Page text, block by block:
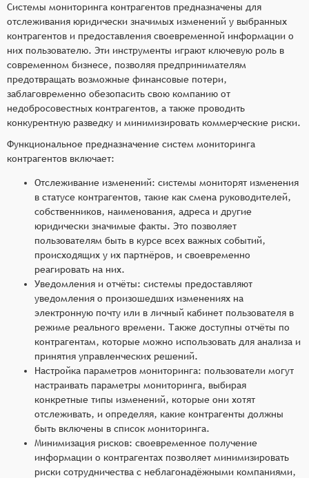
Системы мониторинга контрагентов предназначены для
отслеживания юридически значимых изменений у выбранных
контрагентов и предоставления своевременной информации о
них пользователю. Эти инструменты играют ключевую роль в
современном бизнесе, позволяя предпринимателям
предотвращать возможные финансовые потери,
заблаговременно обезопасить свою компанию от
недобросовестных контрагентов, а также проводить
конкурентную разведку и минимизировать коммерческие риски.
Функциональное предназначение систем мониторинга
контрагентов включает:
Отслеживание изменений: системы мониторят изменения
в статусе контрагентов, такие как смена руководителей,
собственников, наименования, адреса и другие
юридически значимые факты. Это позволяет
пользователям быть в курсе всех важных событий,
происходящих у их партнёров, и своевременно
реагировать на них.
Уведомления и отчёты: системы предоставляют
уведомления о произошедших изменениях на
электронную почту или в личный кабинет пользователя в
режиме реального времени. Также доступны отчёты по
контрагентам, которые можно использовать для анализа и
принятия управленческих решений.
Настройка параметров мониторинга: пользователи могут
настраивать параметры мониторинга, выбирая
конкретные типы изменений, которые они хотят
отслеживать, и определяя, какие контрагенты должны
быть включены в список мониторинга.
Минимизация рисков: своевременное получение
информации о контрагентах позволяет минимизировать
риски сотрудничества с неблагонадёжными компаниями,